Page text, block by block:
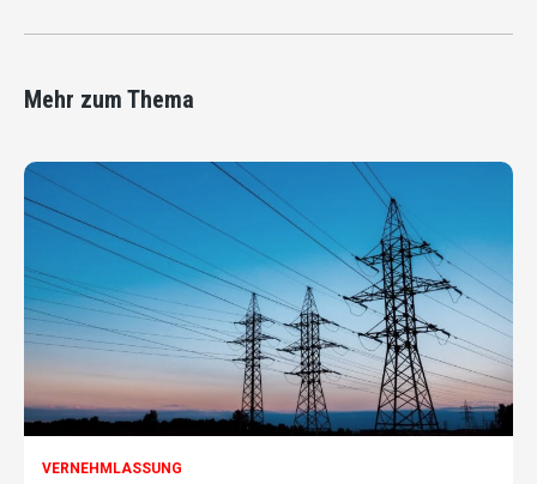
Mehr zum Thema
VERNEHMLASSUNG